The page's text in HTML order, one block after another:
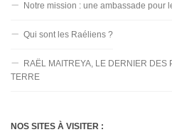
Notre mission : une ambassade pour
Qui sont les Raéliens ?
RAËL MAITREYA, LE DERNIER
TERRE
NOS SITES À VISITER :